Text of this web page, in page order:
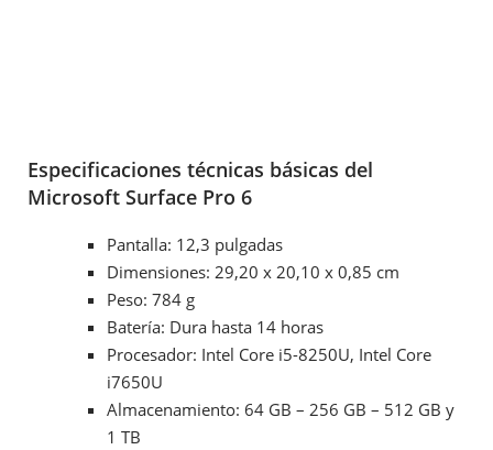
Especificaciones técnicas básicas del
Microsoft Surface Pro 6
Pantalla: 12,3 pulgadas
Dimensiones: 29,20 x 20,10 x 0,85 cm
Peso: 784 g
Batería: Dura hasta 14 horas
Procesador: Intel Core i5-8250U, Intel Core
i7650U
Almacenamiento: 64 GB – 256 GB – 512 GB y
1 TB